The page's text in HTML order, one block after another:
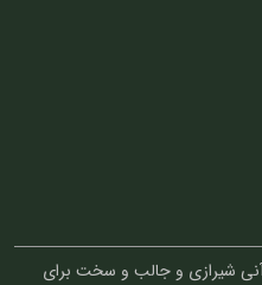
شیرازی و جالب و سخت برای